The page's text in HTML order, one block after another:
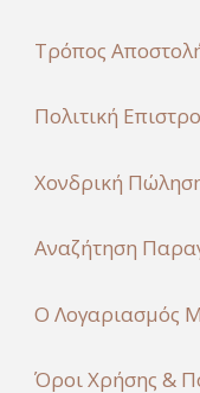
Τρόπος
Πολιτική
Χονδρική
Αναζήτηση
Ο Λογαριασμός
Όροι Χρήσης &